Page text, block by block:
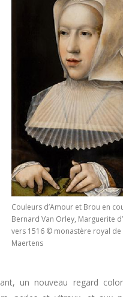
Couleurs d’Amour et Brou en
Bernard Van Orley, Marguerite
vers 1516 © monastère royal de
Maertens
un nouveau regard